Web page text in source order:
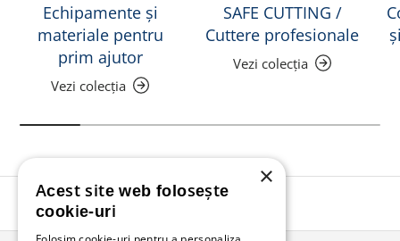
Echipamente și
materiale pentru
prim ajutor
Vezi colecția
SAFE CUTTING /
Cuttere profesionale
Vezi colecția
Înapoi în sus
×
Acest site web folosește
cookie-uri